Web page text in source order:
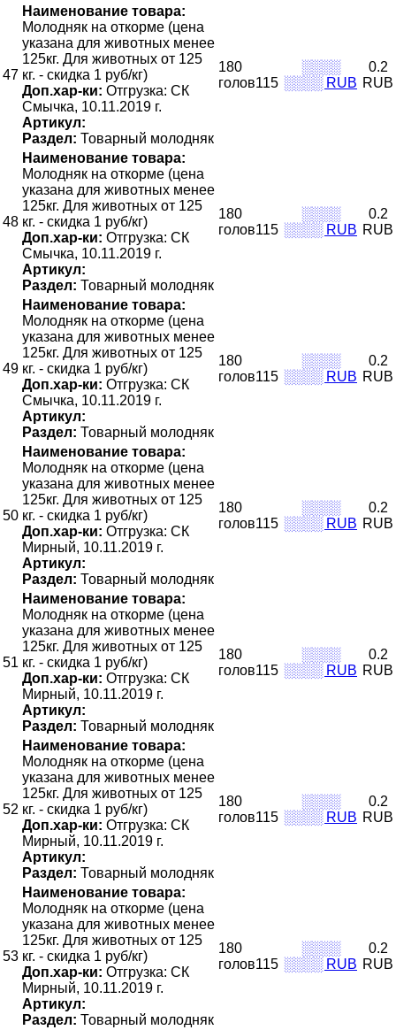
47
Наименование товара:
Молодняк на откорме (цена
указана для животных менее
125кг. Для животных от 125
кг. - скидка 1 руб/кг)
Доп.хар-ки: Отгрузка: СК
Смычка, 10.11.2019 г.
Артикул:
Раздел: Товарный молодняк
180
голов115
░░░░
░░░░ RUB
0.2
RUB
48
Наименование товара:
Молодняк на откорме (цена
указана для животных менее
125кг. Для животных от 125
кг. - скидка 1 руб/кг)
Доп.хар-ки: Отгрузка: СК
Смычка, 10.11.2019 г.
Артикул:
Раздел: Товарный молодняк
180
голов115
░░░░
░░░░ RUB
0.2
RUB
49
Наименование товара:
Молодняк на откорме (цена
указана для животных менее
125кг. Для животных от 125
кг. - скидка 1 руб/кг)
Доп.хар-ки: Отгрузка: СК
Смычка, 10.11.2019 г.
Артикул:
Раздел: Товарный молодняк
180
голов115
░░░░
░░░░ RUB
0.2
RUB
50
Наименование товара:
Молодняк на откорме (цена
указана для животных менее
125кг. Для животных от 125
кг. - скидка 1 руб/кг)
Доп.хар-ки: Отгрузка: СК
Мирный, 10.11.2019 г.
Артикул:
Раздел: Товарный молодняк
180
голов115
░░░░
░░░░ RUB
0.2
RUB
51
Наименование товара:
Молодняк на откорме (цена
указана для животных менее
125кг. Для животных от 125
кг. - скидка 1 руб/кг)
Доп.хар-ки: Отгрузка: СК
Мирный, 10.11.2019 г.
Артикул:
Раздел: Товарный молодняк
180
голов115
░░░░
░░░░ RUB
0.2
RUB
52
Наименование товара:
Молодняк на откорме (цена
указана для животных менее
125кг. Для животных от 125
кг. - скидка 1 руб/кг)
Доп.хар-ки: Отгрузка: СК
Мирный, 10.11.2019 г.
Артикул:
Раздел: Товарный молодняк
180
голов115
░░░░
░░░░ RUB
0.2
RUB
53
Наименование товара:
Молодняк на откорме (цена
указана для животных менее
125кг. Для животных от 125
кг. - скидка 1 руб/кг)
Доп.хар-ки: Отгрузка: СК
Мирный, 10.11.2019 г.
Артикул:
Раздел: Товарный молодняк
180
голов115
░░░░
░░░░ RUB
0.2
RUB